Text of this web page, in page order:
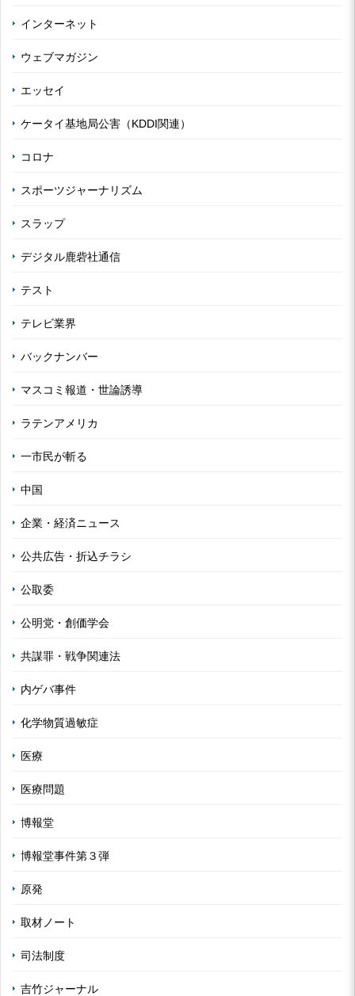
インターネット
ウェブマガジン
エッセイ
ケータイ基地局公害（KDDI関連）
コロナ
スポーツジャーナリズム
スラップ
デジタル鹿砦社通信
テスト
テレビ業界
バックナンバー
マスコミ報道・世論誘導
ラテンアメリカ
一市民が斬る
中国
企業・経済ニュース
公共広告・折込チラシ
公取委
公明党・創価学会
共謀罪・戦争関連法
内ゲバ事件
化学物質過敏症
医療
医療問題
博報堂
博報堂事件第３弾
原発
取材ノート
司法制度
吉竹ジャーナル